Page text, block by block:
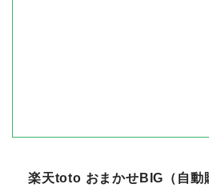
楽天toto おまかせBIG（自動